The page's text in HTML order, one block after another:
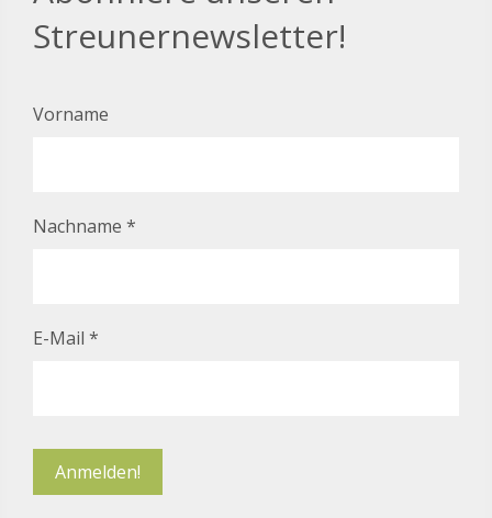
Streunernewsletter!
Vorname
Nachname *
E-Mail *